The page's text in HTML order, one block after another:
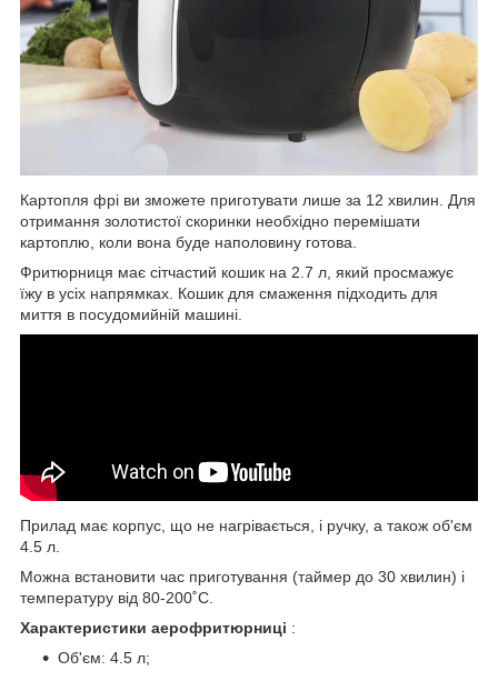
Картопля фрі ви зможете приготувати лише за 12 хвилин. Для
отримання золотистої скоринки необхідно перемішати
картоплю, коли вона буде наполовину готова.
Фритюрниця має сітчастий кошик на 2.7 л, який просмажує
їжу в усіх напрямках. Кошик для смаження підходить для
миття в посудомийній машині.
Прилад має корпус, що не нагрівається, і ручку, а також об'єм
4.5 л.
Можна встановити час приготування (таймер до 30 хвилин) і
температуру від 80-200˚C.
Характеристики аерофритюрниці :
Об'єм: 4.5 л;